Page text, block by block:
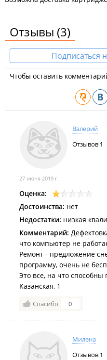
Отзывы (3)
Подписаться
Чтобы оставить
Валерий
Отзывов 1
27 июня 2019 г.
Оценка:
Достоинства: нет
Недостатки: низкая
Комментарий:
что компьютер не
Ремонт - предложение
программу, очень не
Это все, на что способны
Казанская, 1
Спасибо 0
Милена
Отзывов 1